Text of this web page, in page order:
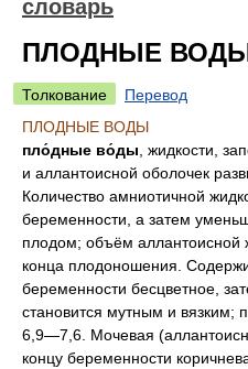
словарь
ПЛОДНЫЕ
Толкование
Перевод
ПЛОДНЫЕ ВОДЫ
пло́дные во́ды , жидкости,
и аллантоисной оболочек
Количество амниотичной
беременности, а затем
плодом; объём аллантоисной
конца плодоношения.
беременности бесцветное,
становится мутным и
6,9—7,6. Мочевая
концу беременности